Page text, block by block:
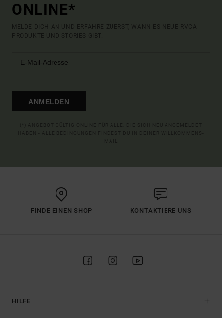
ONLINE*
MELDE DICH AN UND ERFAHRE ZUERST, WANN ES NEUE RVCA
PRODUKTE UND STORIES GIBT.
ANMELDEN
FINDE EINEN SHOP KONTAKTIERE UNS
HILFE